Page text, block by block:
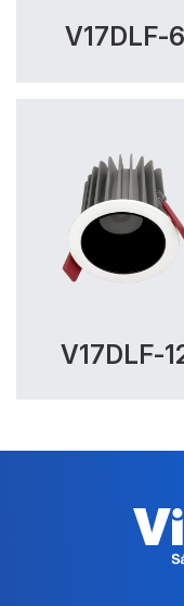
V17DLF-6
V17DLF-